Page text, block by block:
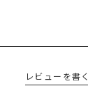
レビューを書く